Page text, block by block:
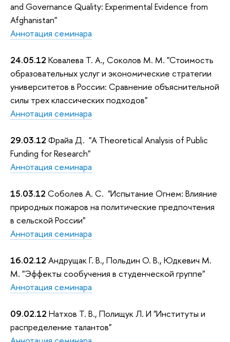
and Governance Quality: Experimental Evidence from
Afghanistan"
Аннотация семинара
24.05.12 Ковалева Т. А., Соколов М. М. "Стоимость
образовательных услуг и экономические стратегии
университетов в России: Сравнение объяснительной
силы трех классических подходов"
Аннотация семинара
29.03.12 Фрайа Д. "A Theoretical Analysis of Public
Funding for Research"
Аннотация семинара
15.03.12 Соболев А. С. "Испытание Огнем: Влияние
природных пожаров на политические предпочтения
в сельской России"
Аннотация семинара
16.02.12 Андрущак Г. В., Польдин О. В., Юдкевич М.
М. "Эффекты сообучения в студенческой группе"
Аннотация семинара
09.02.12 Натхов Т. В., Полищук Л. И "Институты и
распределение талантов"